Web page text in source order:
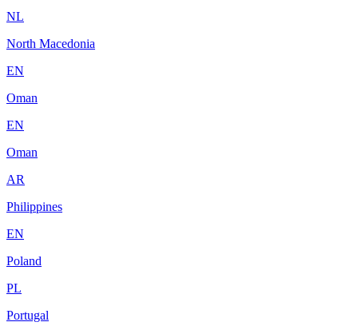
NL
North Macedonia
EN
Oman
EN
Oman
AR
Philippines
EN
Poland
PL
Portugal